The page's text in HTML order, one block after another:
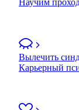
Вылечить
Карьерный